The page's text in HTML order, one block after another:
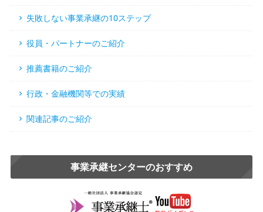
失敗しない事業承継の10ステップ
役員・パートナーのご紹介
推薦書籍のご紹介
行政・金融機関等での実績
関連記事のご紹介
事業承継センターのおすすめ